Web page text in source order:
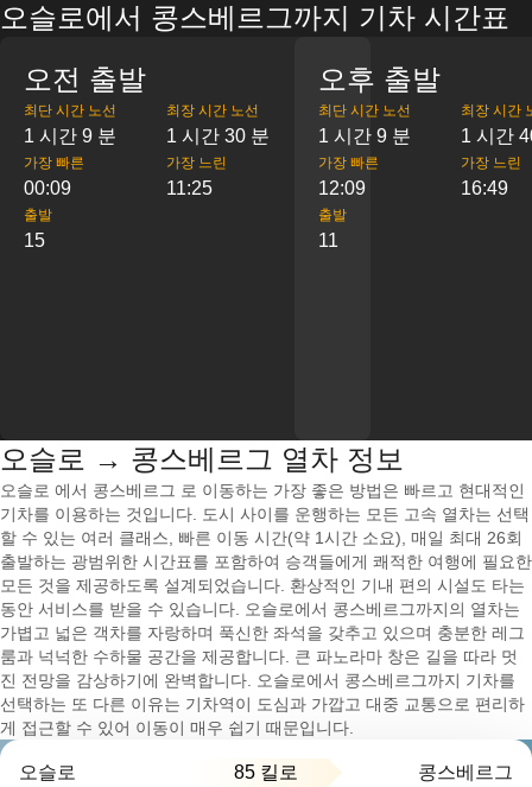
오슬로에서 콩스베르그까지 기차 시간표
오전 출발
최단 시간 노선
1 시간 9 분
최장 시간 노선
1 시간 30 분
가장 빠른
00:09
가장 느린
11:25
출발
15
오후 출발
최단 시간 노선
1 시간 9 분
최장 시간
1 시간
가장 빠른
12:09
가장 느린
16:49
출발
11
오슬로 → 콩스베르그 열차 정보
오슬로 에서 콩스베르그 로 이동하는 가장 좋은 방법은 빠르고 현대적인
기차를 이용하는 것입니다. 도시 사이를 운행하는 모든 고속 열차는 선택
할 수 있는 여러 클래스, 빠른 이동 시간(약 1시간 소요), 매일 최대 26회
출발하는 광범위한 시간표를 포함하여 승객들에게 쾌적한 여행에 필요한
모든 것을 제공하도록 설계되었습니다. 환상적인 기내 편의 시설도 타는
동안 서비스를 받을 수 있습니다. 오슬로에서 콩스베르그까지의 열차는
가볍고 넓은 객차를 자랑하며 푹신한 좌석을 갖추고 있으며 충분한 레그
룸과 넉넉한 수하물 공간을 제공합니다. 큰 파노라마 창은 길을 따라 멋
진 전망을 감상하기에 완벽합니다. 오슬로에서 콩스베르그까지 기차를
선택하는 또 다른 이유는 기차역이 도심과 가깝고 대중 교통으로 편리하
게 접근할 수 있어 이동이 매우 쉽기 때문입니다.
오슬로 85 킬로 콩스베르그